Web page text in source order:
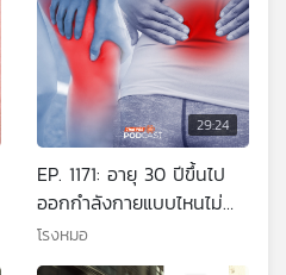
29:24
EP. 1171: อายุ 30 ปีขึ้นไป
ออกกำลังกายแบบไหนไม่
ทำลายกระดูก ข้อต่อ และ
กล้ามเนื้อ
โรงหมอ